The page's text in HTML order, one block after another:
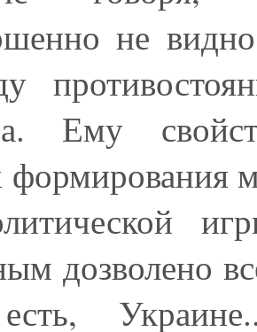
не
Ему
формирования
дозволено